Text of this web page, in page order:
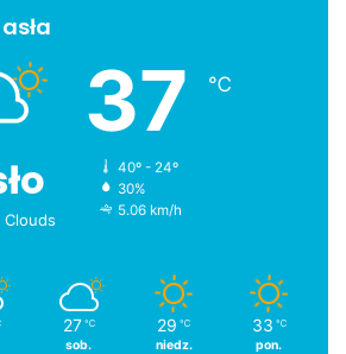
37 ℃
40º - 24º
30%
5.06 km/h
27 ℃
sob.
29 ℃
niedz.
33 ℃
pon.